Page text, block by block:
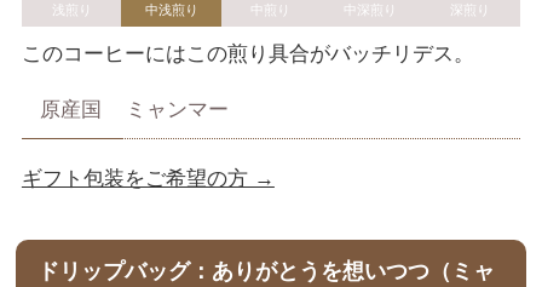
浅煎り 中浅煎り 中煎り 中深煎り 深煎り
このコーヒーにはこの煎り具合がバッチリデス。
原産国 ミャンマー
ギフト包装をご希望の方 →
ドリップバッグ：ありがとうを想いつつ（ミャ